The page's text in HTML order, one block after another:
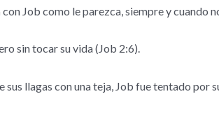
Job como le parezca, siempre y cuando
sin tocar su vida (Job 2:6).
llagas con una teja, Job fue tentado por